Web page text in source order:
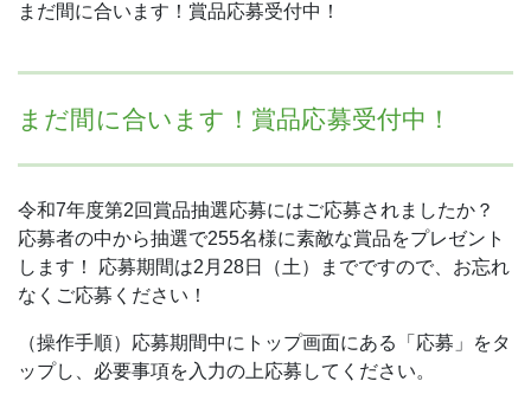
まだ間に合います！賞品応募受付中！
まだ間に合います！賞品応募受付中！
令和7年度第2回賞品抽選応募にはご応募されましたか？
応募者の中から抽選で255名様に素敵な賞品をプレゼント
します！
応募期間は2月28日（土）までですので、お忘れ
なくご応募ください！
（操作手順）応募期間中にトップ画面にある「応募」をタ
ップし、必要事項を入力の上応募してください。